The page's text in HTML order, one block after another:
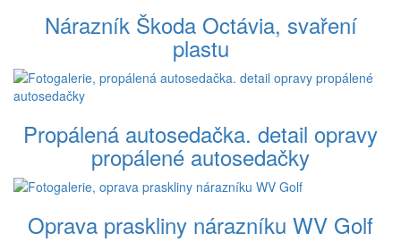
Nárazník Škoda Octávia, svaření
plastu
Propálená autosedačka. detail opravy
propálené autosedačky
Oprava praskliny nárazníku WV Golf